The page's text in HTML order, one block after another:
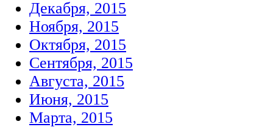
Декабря, 2015
Ноября, 2015
Октября, 2015
Сентября, 2015
Августа, 2015
Июня, 2015
Марта, 2015